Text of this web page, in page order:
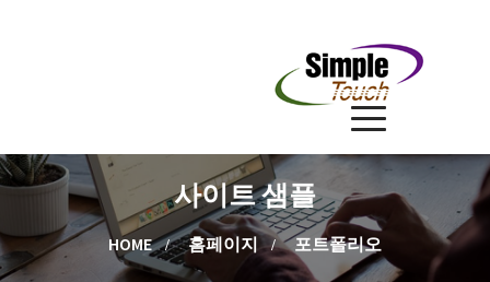
사이트 샘플
HOME 홈페이지 포트폴리오